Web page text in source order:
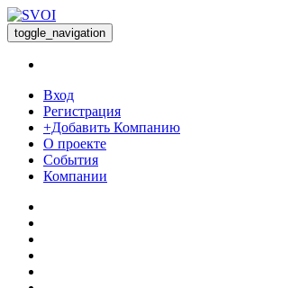
toggle_navigation
Вход
Регистрация
+Добавить Компанию
О проекте
События
Компании